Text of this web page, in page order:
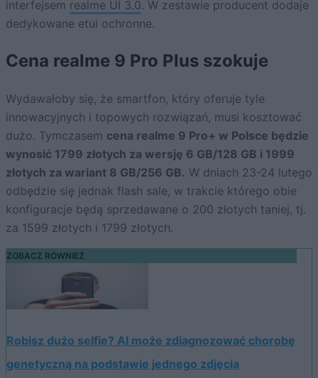
interfejsem realme UI 3.0. W zestawie producent dodaje
dedykowane etui ochronne.
Cena realme 9 Pro Plus szokuje
Wydawałoby się, że smartfon, który oferuje tyle
innowacyjnych i topowych rozwiązań, musi kosztować
dużo. Tymczasem cena realme 9 Pro+ w Polsce będzie
wynosić 1799 złotych za wersję 6 GB/128 GB i 1999
złotych za wariant 8 GB/256 GB. W dniach 23-24 lutego
odbędzie się jednak flash sale, w trakcie którego obie
konfiguracje będą sprzedawane o 200 złotych taniej, tj.
za 1599 złotych i 1799 złotych.
ZOBACZ RÓWNIEŻ
Robisz dużo selfie? AI może zdiagnozować chorobę
genetyczną na podstawie jednego zdjęcia